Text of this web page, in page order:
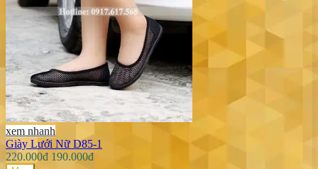
xem nhanh
Giày Lưới Nữ D85-1
220.000đ 190.000đ